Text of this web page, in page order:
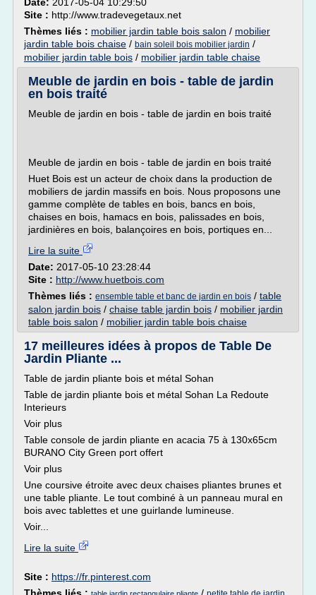
Site : http://www.tradevegetaux.net
Thèmes liés : mobilier jardin table bois salon / mobilier
jardin table bois chaise / bain soleil bois mobilier jardin /
mobilier jardin table bois / mobilier jardin table chaise
Meuble de jardin en bois - table de jardin
en bois traité
Meuble de jardin en bois - table de jardin en bois traité
Meuble de jardin en bois - table de jardin en bois traité
Huet Bois est un acteur de choix dans la production de
mobiliers de jardin massifs en bois. Nous proposons une
gamme complète de tables en bois, bancs en bois,
chaises en bois, hamacs en bois, palissades en bois,
jardinières en bois, balançoires en bois, portiques en...
Lire la suite
Date: 2017-05-10 23:28:44
Site : http://www.huetbois.com
Thèmes liés : ensemble table et banc de jardin en bois / table
salon jardin bois / chaise table jardin bois / mobilier jardin
table bois salon / mobilier jardin table bois chaise
17 meilleures idées à propos de Table De
Jardin Pliante ...
Table de jardin pliante bois et métal Sohan
Table de jardin pliante bois et métal Sohan La Redoute
Interieurs
Voir plus
Table console de jardin pliante en acacia 75 à 130x65cm
BURANO City Green port offert
Voir plus
Une coursive étroite avec deux chaises pliantes brunes et
une table pliante. Le tout combiné à un panneau mural en
bois avec tablettes et une guirlande lumineuse.
Voir...
Lire la suite
Site : https://fr.pinterest.com